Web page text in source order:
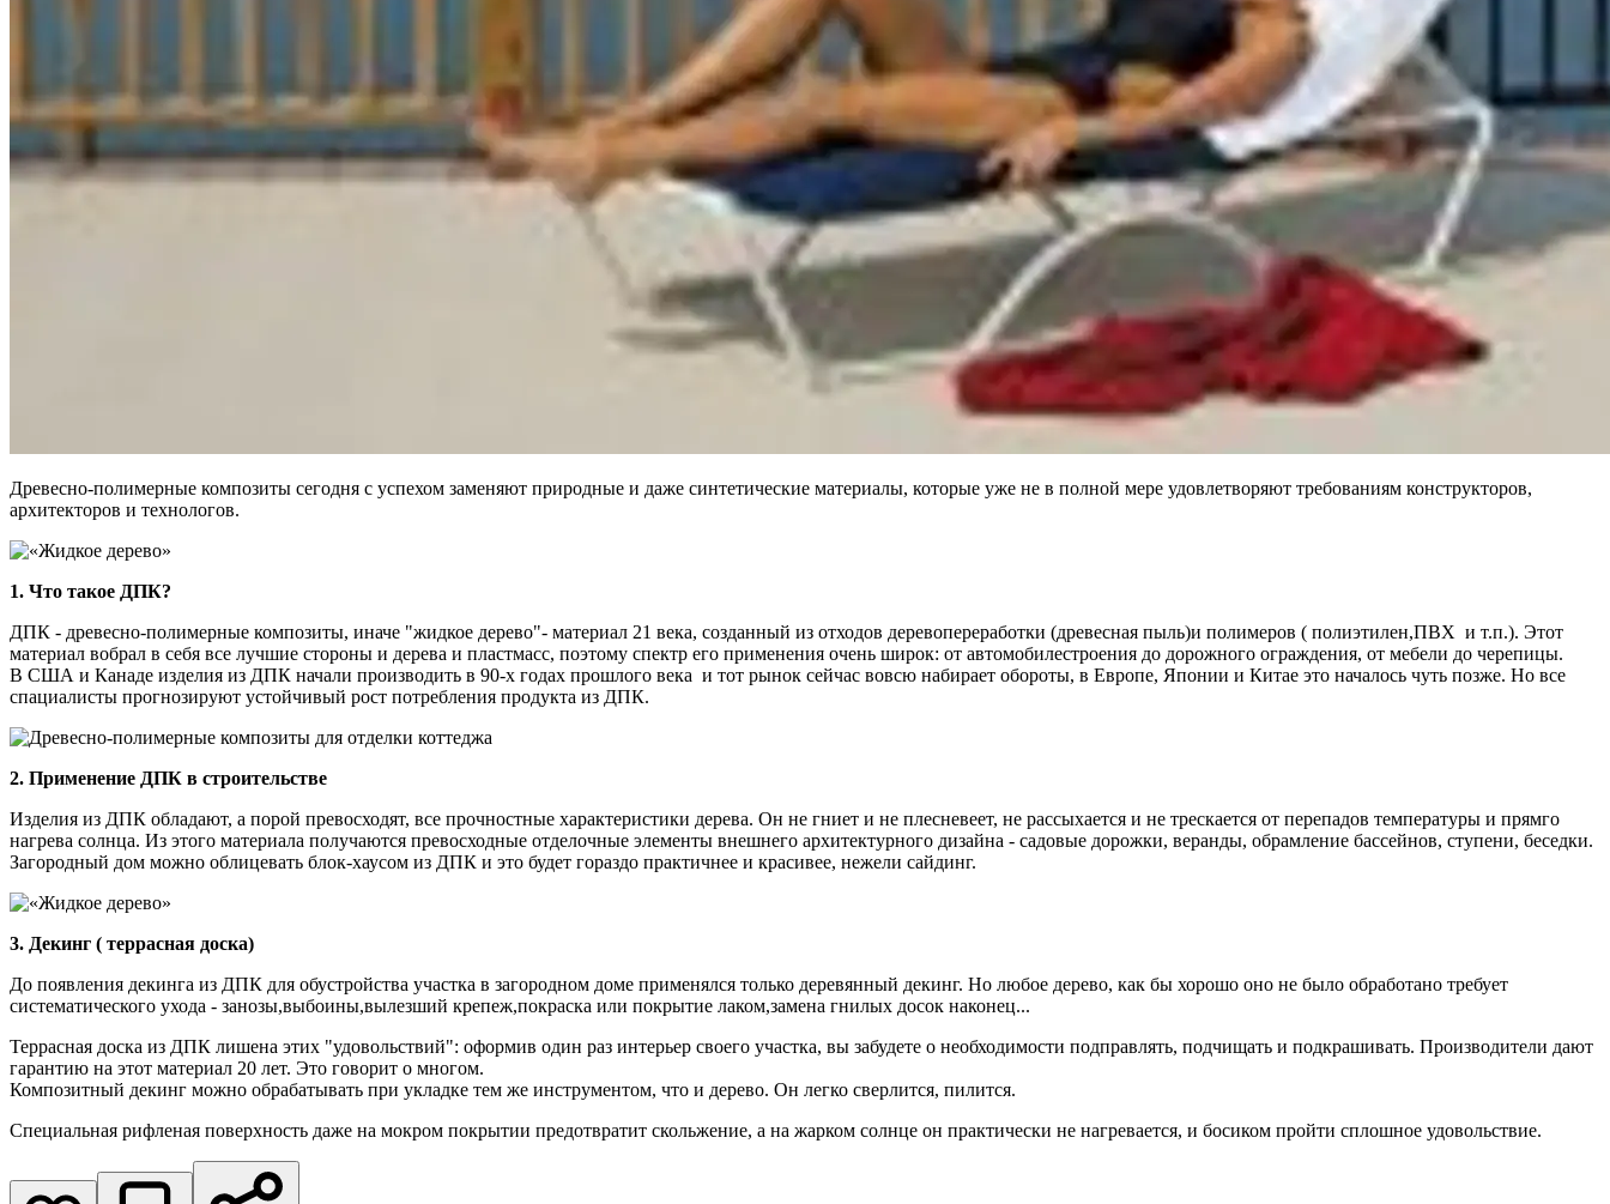
Древесно-полимерные композиты сегодня с успехом заменяют природные и даже синтетические материалы, которые уже не в полной мере удовлетворяют требованиям конструкторов,
архитекторов и технологов.
1. Что такое ДПК?
ДПК - древесно-полимерные композиты, иначе "жидкое дерево"- материал 21 века, созданный из отходов деревопереработки (древесная пыль)и полимеров ( полиэтилен,ПВХ и т.п.). Этот
материал вобрал в себя все лучшие стороны и дерева и пластмасс, поэтому спектр его применения очень широк: от автомобилестроения до дорожного ограждения, от мебели до черепицы.
В США и Канаде изделия из ДПК начали производить в 90-х годах прошлого века и тот рынок сейчас вовсю набирает обороты, в Европе, Японии и Китае это началось чуть позже. Но все
спациалисты прогнозируют устойчивый рост потребления продукта из ДПК.
2. Применение ДПК в строительстве
Изделия из ДПК обладают, а порой превосходят, все прочностные характеристики дерева. Он не гниет и не плесневеет, не рассыхается и не трескается от перепадов температуры и прямго
нагрева солнца. Из этого материала получаются превосходные отделочные элементы внешнего архитектурного дизайна - садовые дорожки, веранды, обрамление бассейнов, ступени, беседки.
Загородный дом можно облицевать блок-хаусом из ДПК и это будет гораздо практичнее и красивее, нежели сайдинг.
3. Декинг ( террасная доска)
До появления декинга из ДПК для обустройства участка в загородном доме применялся только деревянный декинг. Но любое дерево, как бы хорошо оно не было обработано требует
систематического ухода - занозы,выбоины,вылезший крепеж,покраска или покрытие лаком,замена гнилых досок наконец...
Террасная доска из ДПК лишена этих "удовольствий": оформив один раз интерьер своего участка, вы забудете о необходимости подправлять, подчищать и подкрашивать. Производители дают
гарантию на этот материал 20 лет. Это говорит о многом.
Композитный декинг можно обрабатывать при укладке тем же инструментом, что и дерево. Он легко сверлится, пилится.
Специальная рифленая поверхность даже на мокром покрытии предотвратит скольжение, а на жарком солнце он практически не нагревается, и босиком пройти сплошное удовольствие.